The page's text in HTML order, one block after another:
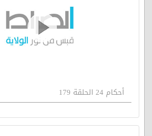
أحكام 24 الحلقة 179